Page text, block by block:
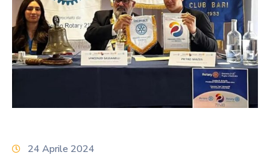
Progetti
Notizie
24 Aprile 2024